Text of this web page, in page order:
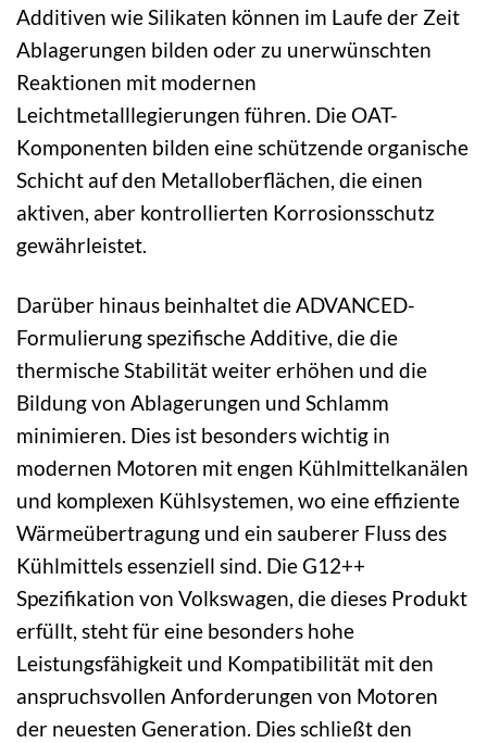
Additiven wie Silikaten können im Laufe der Zeit
Ablagerungen bilden oder zu unerwünschten
Reaktionen mit modernen
Leichtmetalllegierungen führen. Die OAT-
Komponenten bilden eine schützende organische
Schicht auf den Metalloberflächen, die einen
aktiven, aber kontrollierten Korrosionsschutz
gewährleistet.
Darüber hinaus beinhaltet die ADVANCED-
Formulierung spezifische Additive, die die
thermische Stabilität weiter erhöhen und die
Bildung von Ablagerungen und Schlamm
minimieren. Dies ist besonders wichtig in
modernen Motoren mit engen Kühlmittelkanälen
und komplexen Kühlsystemen, wo eine effiziente
Wärmeübertragung und ein sauberer Fluss des
Kühlmittels essenziell sind. Die G12++
Spezifikation von Volkswagen, die dieses Produkt
erfüllt, steht für eine besonders hohe
Leistungsfähigkeit und Kompatibilität mit den
anspruchsvollen Anforderungen von Motoren
der neuesten Generation. Dies schließt den